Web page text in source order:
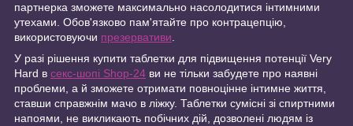
партнерка зможете максимально насолодитися інтимними
утехами. Обов'язково пам'ятайте про контрацепцію,
використовуючи презервативи
У разі рішення купити таблетки для підвищення потенції Very
Hard в секс-шопі Shop-24 ви не тільки забудете про наявні
проблеми, а й зможете отримати повноцінне інтимне життя,
ставши справжнім мачо в ліжку. Таблетки сумісні зі спиртними
напоями, не викликають побічних дій, дозволені людям із